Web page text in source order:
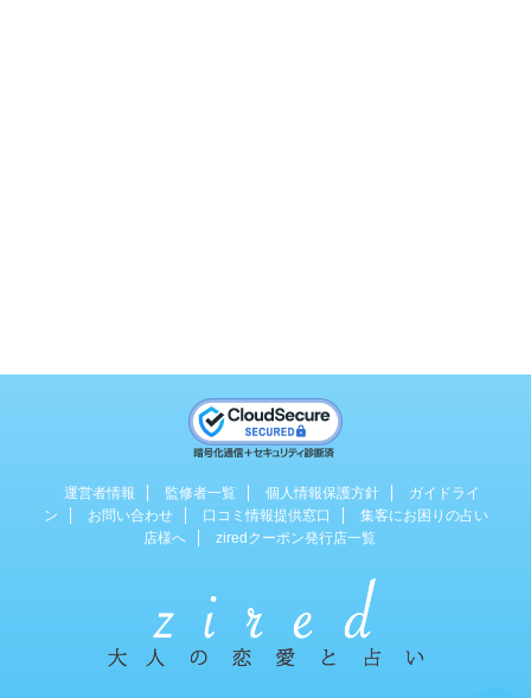
運営者情報 監修者一覧 個人情報保護方針
ガイドライ
ン
お問い合わせ 口コミ情報提供窓口
集客にお困りの占い
店様へ
ziredクーポン発行店一覧